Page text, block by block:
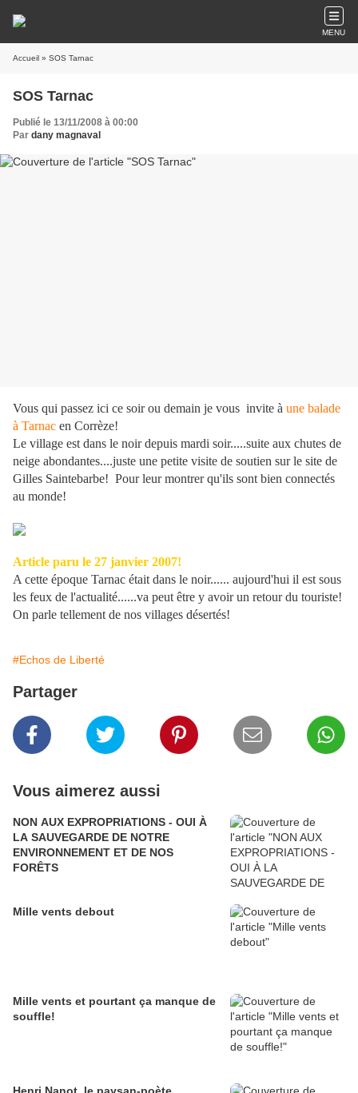
MENU
Accueil » SOS Tarnac
SOS Tarnac
Publié le 13/11/2008 à 00:00
Par dany magnaval
Vous qui passez ici ce soir ou demain je vous invite à une balade
à Tarnac en Corrèze!
Le village est dans le noir depuis mardi soir.....suite aux chutes de
neige abondantes....juste une petite visite de soutien sur le site de
Gilles Saintebarbe! Pour leur montrer qu'ils sont bien connectés
au monde!
Article paru le 27 janvier 2007!
A cette époque Tarnac était dans le noir...... aujourd'hui il est sous
les feux de l'actualité......va peut être y avoir un retour du touriste!
On parle tellement de nos villages désertés!
#Echos de Liberté
Partager
Vous aimerez aussi
NON AUX EXPROPRIATIONS - OUI À
LA SAUVEGARDE DE NOTRE
ENVIRONNEMENT ET DE NOS
FORÊTS
Mille vents debout
Mille vents et pourtant ça manque de
souffle!